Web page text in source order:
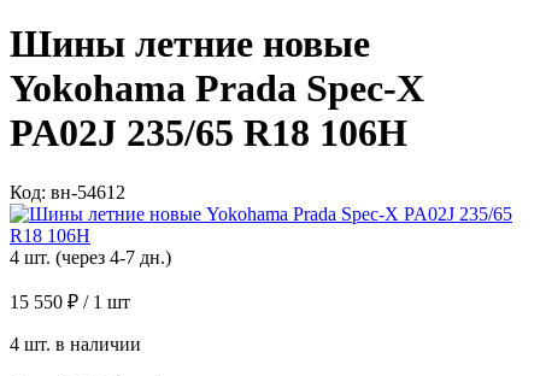
Шины летние новые
Yokohama Prada Spec-X
PA02J 235/65 R18 106H
Код: вн-54612
4 шт. (через 4-7 дн.)
15 550 ₽ / 1 шт
4 шт. в наличии